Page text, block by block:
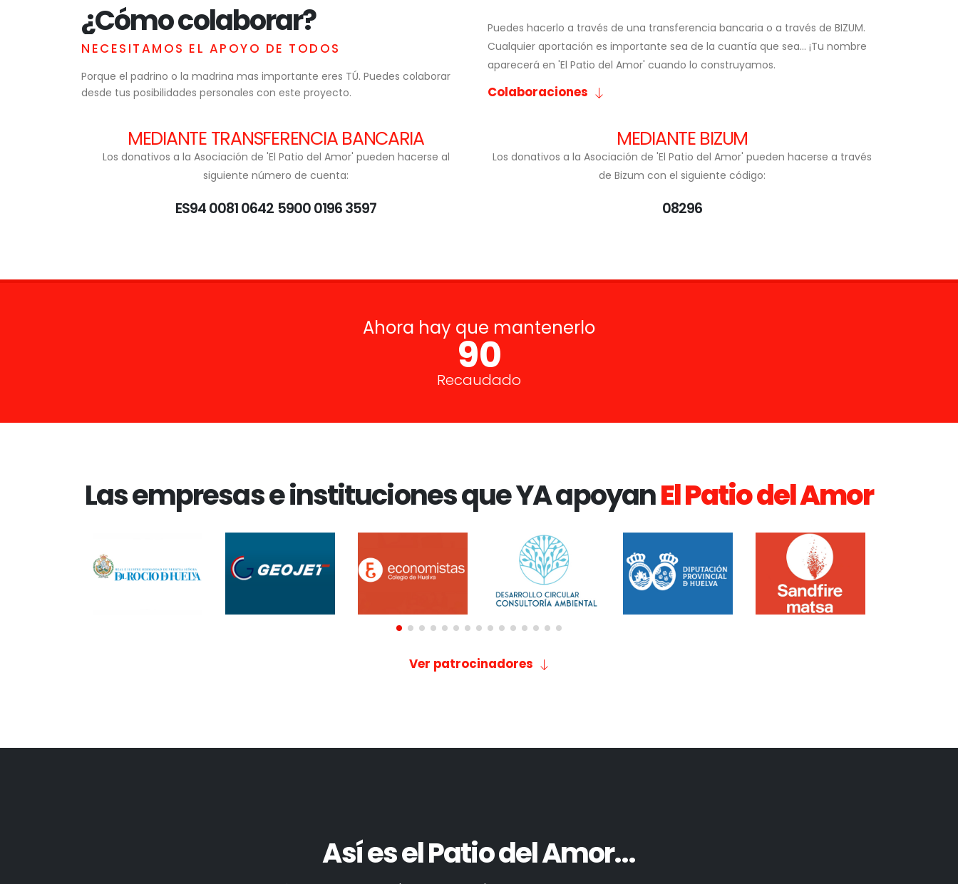
¿Cómo colaborar?
NECESITAMOS EL APOYO DE TODOS
Porque el padrino o la madrina mas importante eres TÚ. Puedes colaborar
desde tus posibilidades personales con este proyecto.
Puedes hacerlo a través de una transferencia bancaria o a través de BIZUM.
Cualquier aportación es importante sea de la cuantía que sea... ¡Tu nombre
aparecerá en 'El Patio del Amor' cuando lo construyamos.
Colaboraciones
MEDIANTE TRANSFERENCIA BANCARIA
Los donativos a la Asociación de 'El Patio del Amor' pueden hacerse al
siguiente número de cuenta:
ES94 0081 0642 5900 0196 3597
MEDIANTE BIZUM
Los donativos a la Asociación de 'El Patio del Amor' pueden hacerse a través
de Bizum con el siguiente código:
08296
Ahora hay que mantenerlo
100%
Recaudado
Las empresas e instituciones que YA apoyanEl Patio del Amor
Ver patrocinadores
Así es el Patio del Amor...